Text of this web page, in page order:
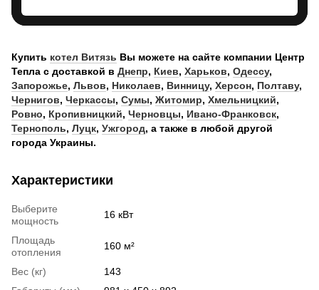
Купить котел Витязь Вы можете на сайте компании Центр
Тепла с доставкой в Днепр, Киев, Харьков, Одессу,
Запорожье, Львов, Николаев, Винницу, Херсон, Полтаву,
Чернигов, Черкассы, Сумы, Житомир, Хмельницкий,
Ровно, Кропивницкий, Черновцы, Ивано-Франковск,
Тернополь, Луцк, Ужгород, а также в любой другой
города Украины.
Характеристики
Выберите
мощность
16 кВт
Площадь
отопления
160 м²
Вес (кг)
143